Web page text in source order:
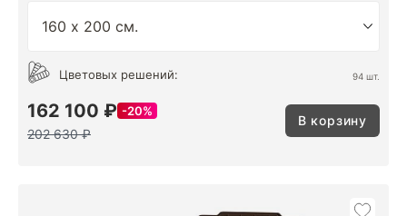
Цветовых решений: 94 шт.
162 100 ₽ 20%
202 630 ₽
В корзину